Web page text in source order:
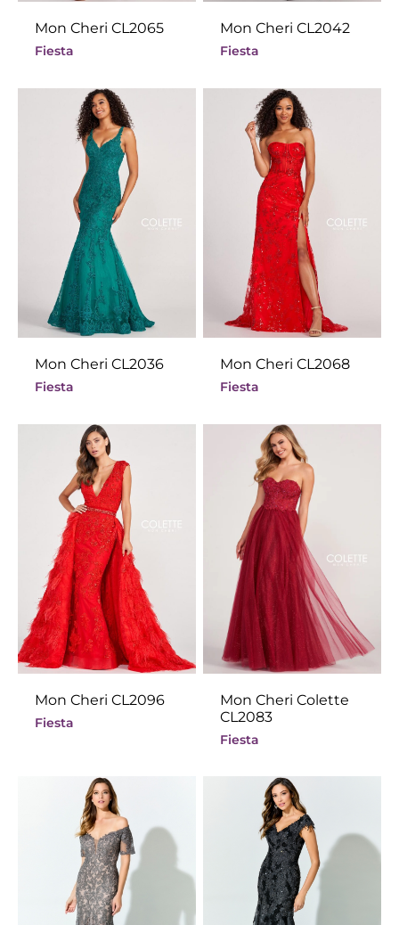
Mon Cheri CL2065
Fiesta
Mon Cheri CL2042
Fiesta
Mon Cheri CL2036
Fiesta
Mon Cheri CL2068
Fiesta
Mon Cheri CL2096
Fiesta
Mon Cheri Colette
CL2083
Fiesta